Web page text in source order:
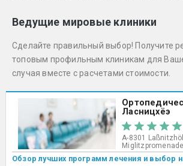
Ведущие мировые клиники
Сделайте правильный выбор! Получите
топовым профильным клиникам для
случая вместе с расчетами стоимости.
Ласницхёэ
A-8301
Обзор лучших программ лечения и выбор